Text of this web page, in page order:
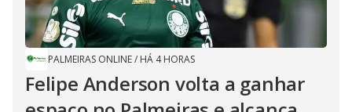
PALMEIRAS ONLINE/ HÁ 4 HORAS
Felipe Anderson volta a ganhar